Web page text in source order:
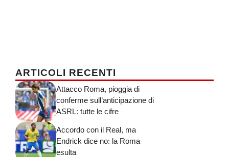
ARTICOLI RECENTI
Attacco Roma, pioggia di
conferme sull’anticipazione di
ASRL: tutte le cifre
Accordo con il Real, ma
Endrick dice no: la Roma
esulta